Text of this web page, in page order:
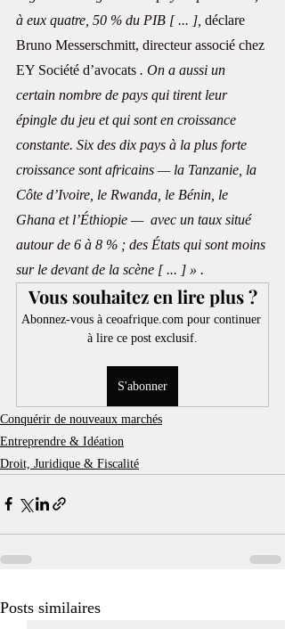
à eux quatre, 50 % du PIB [ ... ], déclare
Bruno Messerschmitt, directeur associé chez
EY Société d’avocats . On a aussi un
certain nombre de pays qui tirent leur
épingle du jeu et qui sont en croissance
constante. Six des dix pays à la plus forte
croissance sont africains — la Tanzanie, la
Côte d’Ivoire, le Rwanda, le Bénin, le
Ghana et l’Éthiopie —  avec un taux situé
autour de 6 à 8 % ; des États qui sont moins
sur le devant de la scène [ ... ] » .
Vous souhaitez en lire plus ?
Abonnez-vous à ceoafrique.com pour continuer
à lire ce post exclusif.
S'abonner
Conquérir de nouveaux marchés
Entreprendre & Idéation
Droit, Juridique & Fiscalité
Posts similaires